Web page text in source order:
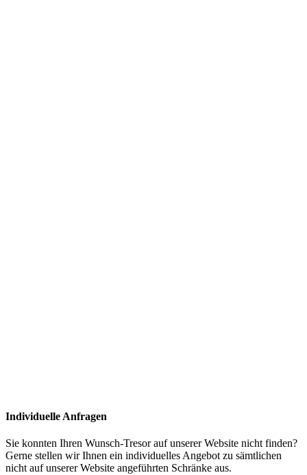
Individuelle Anfragen
Sie konnten Ihren Wunsch-Tresor auf unserer Website nicht finden?
Gerne stellen wir Ihnen ein individuelles Angebot zu sämtlichen
nicht auf unserer Website angeführten Schränke aus.